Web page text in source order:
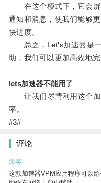
在这个模式下，它会屏
通知和消息，使我们能够
快进度。
总之，Let's加速器是一
助，我们可以更加高效地完
lets加速器不能用了
让我们尽情利用这个加
率。
#3#
评论
游客
这款加速器VPM应用程序可以